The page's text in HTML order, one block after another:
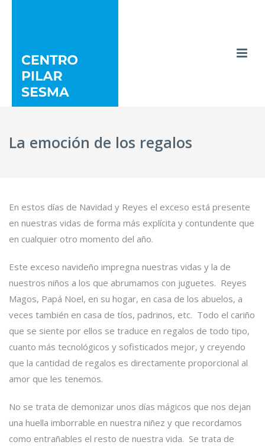
La emoción de los regalos
En estos días de Navidad y Reyes el exceso está presente
en nuestras vidas de forma más explícita y contundente que
en cualquier otro momento del año.
Este exceso navideño impregna nuestras vidas y la de
nuestros niños a los que abrumamos con juguetes. Reyes
Magos, Papá Noel, en su hogar, en casa de los abuelos, a
veces también en casa de tíos, padrinos, etc. Todo el cariño
que se siente por ellos se traduce en regalos de todo tipo,
cuanto más tecnológicos y sofisticados mejor, y creyendo
que la cantidad de regalos es directamente proporcional al
amor que les tenemos.
No se trata de demonizar unos días mágicos que nos dejan
una huella imborrable en nuestra niñez y que recordamos
como entrañables el resto de nuestra vida. Se trata de